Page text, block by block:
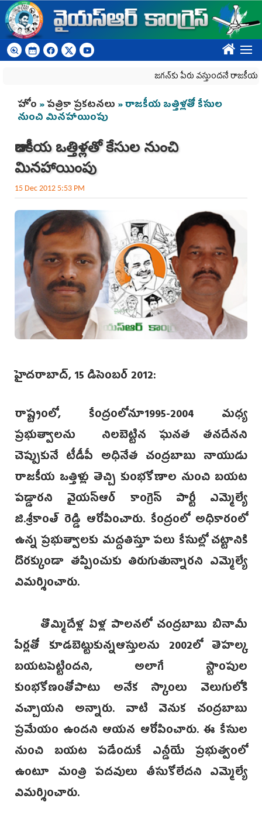
Skip to main content
????
జగన్‌కు పేరు వస్తుందనే రాజకీయ కక్షతో దిశ
You are here
హోం »పత్రికా ప్రకటనలు » రాజకీయ ఒత్తిళ్లతో కేసుల
నుంచి మినహాయింపు
రాజకీయ ఒత్తిళ్లతో కేసుల నుంచి
మినహాయింపు
15 Dec 2012 5:53 PM
హైదరాబాద్, 15 డిసెంబర్ 2012:
రాష్ట్రంలో, కేంద్రంలోనూ1995-2004 మధ్య
ప్రభుత్వాలను నిలబెట్టిన ఘనత తనదేనని
చెప్పుకునే టీడీపీ అధినేత చంద్రబాబు నాయుడు
రాజకీయ ఒత్తిళ్లు తెచ్చి కుంభకోణాల నుంచి బయట
పడ్డారని వైయస్ఆర్ కాంగ్రెస్ పార్టీ ఎమ్మెల్యే
జి.శ్రీకాంత్ రెడ్డి ఆరోపించారు. కేంద్రంలో అధికారంలో
ఉన్న ప్రభుత్వాలకు మద్దతిస్తూ పలు కేసుల్లో చట్టానికి
దొరక్కుండా తప్పించుకు తిరుగుతున్నారని ఎమ్మెల్యే
విమర్శించారు.
తొమ్మిదేళ్ల ఏళ్ల పాలనలో చంద్రబాబు బినామీ
పేర్లతో కూడబెట్టుకున్నఆస్తులను 2002లో తెహల్క
బయటపెట్టిందని, అలాగే స్టాంపుల
కుంభకోణంతోపాటు అనేక స్కాంలు వెలుగులోకి
వచ్చాయని అన్నారు. వాటి వెనుక చంద్రబాబు
ప్రమేయం ఉందని ఆయన ఆరోపించారు. ఈ కేసుల
నుంచి బయట పడేందుకే ఎన్డీయే ప్రభుత్వంలో
ఉంటూ మంత్రి పదవులు తీసుకోలేదని ఎమ్మెల్యే
విమర్శించారు.